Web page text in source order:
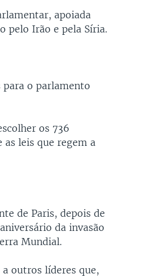
apoiada
pelo Irão e pela Síria.
para o parlamento
os 736
as leis que regem a
de Paris, depois de
da invasão
Mundial.
outros líderes que,